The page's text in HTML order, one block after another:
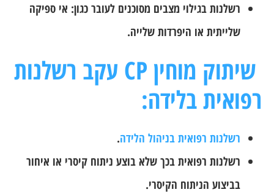
רשלנות בגילוי מצבים מסוכנים לעובר כגון: אי ספיקה
שלייתית או היפרדות שלייה.
שיתוק מוחין CP עקב רשלנות
רפואית בלידה:
רשלנות רפואית בניהול הלידה.
רשלנות רפואית בכך שלא בוצע ניתוח קיסרי או איחור
בביצוע הניתוח הקיסרי.